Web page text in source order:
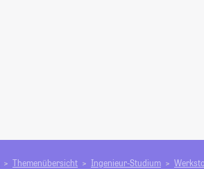
Themenübersicht Ingenieur-Studium